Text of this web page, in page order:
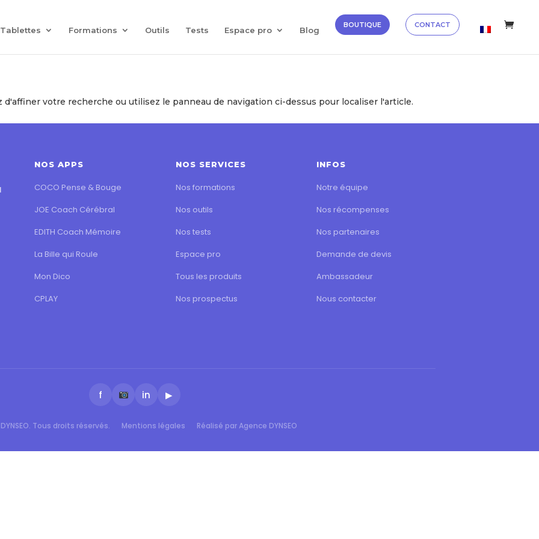
Tablettes
Formations Outils Tests Espace pro Blog
BOUTIQUE CONTACT
d'affiner votre recherche ou utilisez le panneau de navigation ci-dessus pour localiser l'article.
NOS APPS
COCO Pense & Bouge
JOE Coach Cérébral
EDITH Coach Mémoire
La Bille qui Roule
Mon Dico
CPLAY
NOS SERVICES
Nos formations
Nos outils
Nos tests
Espace pro
Tous les produits
Nos prospectus
INFOS
Notre équipe
Nos récompenses
Nos partenaires
Demande de devis
Ambassadeur
Nous contacter
f in ▶
Tous droits réservés. Mentions légales Réalisé par Agence DYNSEO